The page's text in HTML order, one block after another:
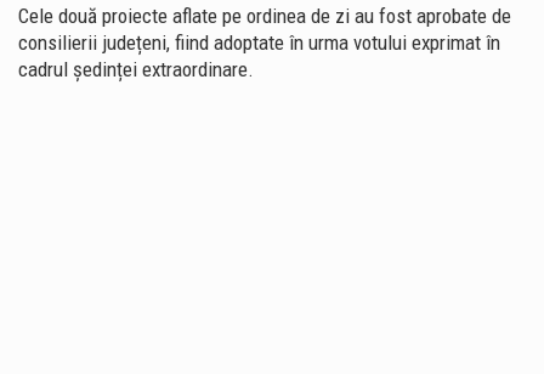
Cele două proiecte aflate pe ordinea de zi au fost aprobate de
consilierii județeni, fiind adoptate în urma votului exprimat în
cadrul ședinței extraordinare.